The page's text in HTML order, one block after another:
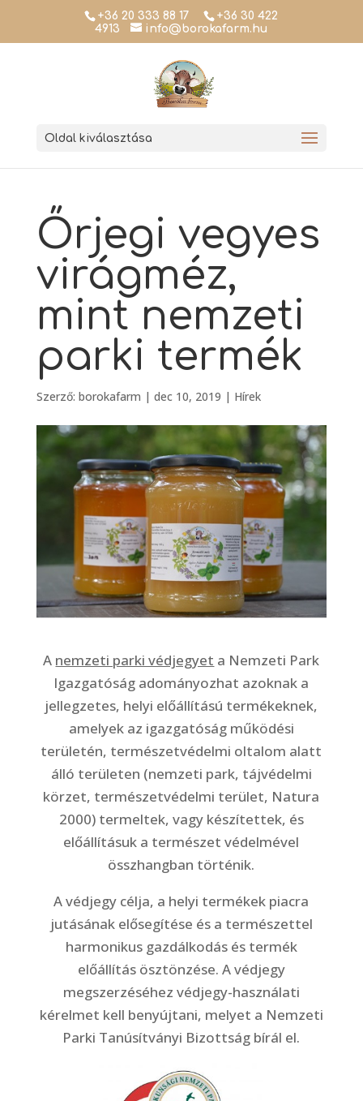
+36 20 333 88 17
+36 30 422
4913
info@borokafarm.hu
Oldal kiválasztása
Őrjegi vegyes
virágméz,
mint nemzeti
parki termék
Szerző: borokafarm | dec 10, 2019 | Hírek
A nemzeti parki védjegyet a Nemzeti Park
Igazgatóság adományozhat azoknak a
jellegzetes, helyi előállítású termékeknek,
amelyek az igazgatóság működési
területén, természetvédelmi oltalom alatt
álló területen (nemzeti park, tájvédelmi
körzet, természetvédelmi terület, Natura
2000) termeltek, vagy készítettek, és
előállításuk a természet védelmével
összhangban történik.
A védjegy célja, a helyi termékek piacra
jutásának elősegítése és a természettel
harmonikus gazdálkodás és termék
előállítás ösztönzése. A védjegy
megszerzéséhez védjegy-használati
kérelmet kell benyújtani, melyet a Nemzeti
Parki Tanúsítványi Bizottság bírál el.